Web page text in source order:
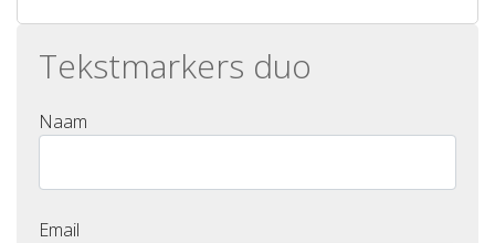
Tekstmarkers duo
Naam
Email